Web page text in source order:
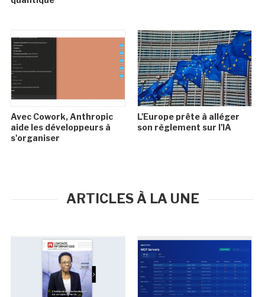
Avec Cowork, Anthropic
aide les développeurs à
s'organiser
L'Europe prête à alléger
son règlement sur l'IA
ARTICLES À LA UNE